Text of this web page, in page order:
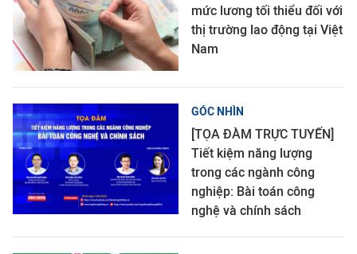
mức lương tối thiểu đối với
thị trường lao động tại Việt
Nam
GÓC NHÌN
[TỌA ĐÀM TRỰC TUYẾN]
Tiết kiệm năng lượng
trong các ngành công
nghiệp: Bài toán công
nghệ và chính sách